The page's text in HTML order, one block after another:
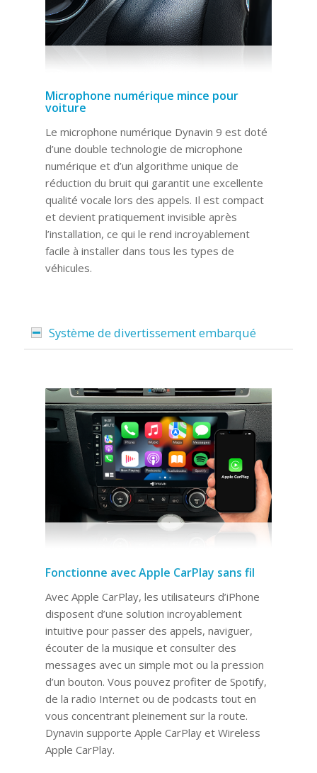
Microphone numérique mince pour
voiture
Le microphone numérique Dynavin 9 est doté
d’une double technologie de microphone
numérique et d’un algorithme unique de
réduction du bruit qui garantit une excellente
qualité vocale lors des appels. Il est compact
et devient pratiquement invisible après
l’installation, ce qui le rend incroyablement
facile à installer dans tous les types de
véhicules.
Système de divertissement embarqué
Fonctionne avec Apple CarPlay sans fil
Avec Apple CarPlay, les utilisateurs d’iPhone
disposent d’une solution incroyablement
intuitive pour passer des appels, naviguer,
écouter de la musique et consulter des
messages avec un simple mot ou la pression
d’un bouton. Vous pouvez profiter de Spotify,
de la radio Internet ou de podcasts tout en
vous concentrant pleinement sur la route.
Dynavin supporte Apple CarPlay et Wireless
Apple CarPlay.